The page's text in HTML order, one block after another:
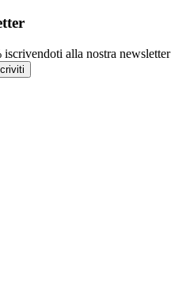
alla nostra newsletter